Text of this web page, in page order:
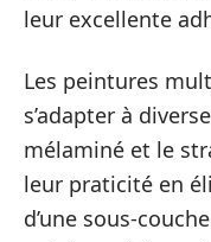
leur excellente
Les peintures
s’adapter à
mélaminé et le
leur praticité en
d’une sous-